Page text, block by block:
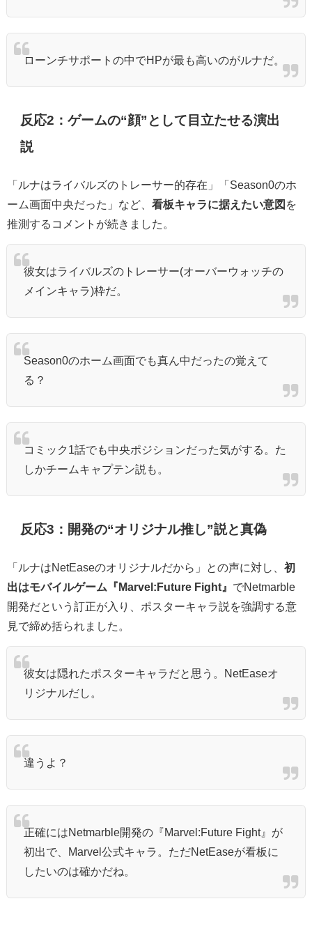
ローンチサポートの中でHPが最も高いのがルナだ。
反応2：ゲームの“顔”として目立たせる演出
説
「ルナはライバルズのトレーサー的存在」「Season0のホ
ーム画面中央だった」など、 看板キャラに据えたい意図 を
推測するコメントが続きました。
彼女はライバルズのトレーサー(オーバーウォッチの
メインキャラ)枠だ。
Season0のホーム画面でも真ん中だったの覚えて
る？
コミック1話でも中央ポジションだった気がする。た
しかチームキャプテン説も。
反応3：開発の“オリジナル推し”説と真偽
「ルナはNetEaseのオリジナルだから」との声に対し、 初
出はモバイルゲーム『Marvel:Future Fight』 でNetmarble
開発だという訂正が入り、ポスターキャラ説を強調する意
見で締め括られました。
彼女は隠れたポスターキャラだと思う。NetEaseオ
リジナルだし。
違うよ？
正確にはNetmarble開発の『Marvel:Future Fight』が
初出で、Marvel公式キャラ。ただNetEaseが看板に
したいのは確かだね。